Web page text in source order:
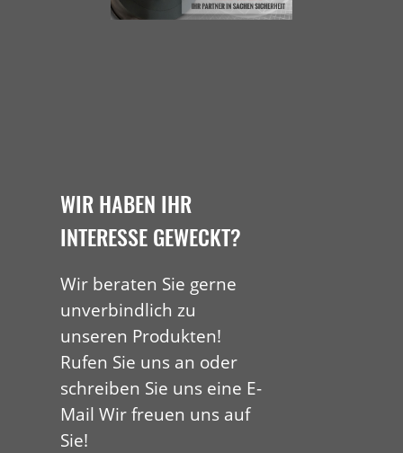
WIR HABEN IHR
INTERESSE GEWECKT?
Wir beraten Sie gerne
unverbindlich zu
unseren Produkten!
Rufen Sie uns an oder
schreiben Sie uns eine E-
Mail Wir freuen uns auf
Sie!